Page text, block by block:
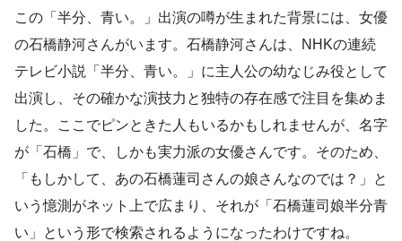
この「半分、青い。」出演の噂が生まれた背景には、女優
の石橋静河さんがいます。石橋静河さんは、NHKの連続
テレビ小説「半分、青い。」に主人公の幼なじみ役として
出演し、その確かな演技力と独特の存在感で注目を集めま
した。ここでピンときた人もいるかもしれませんが、名字
が「石橋」で、しかも実力派の女優さんです。そのため、
「もしかして、あの石橋蓮司さんの娘さんなのでは？」と
いう憶測がネット上で広まり、それが「石橋蓮司娘半分青
い」という形で検索されるようになったわけですね。